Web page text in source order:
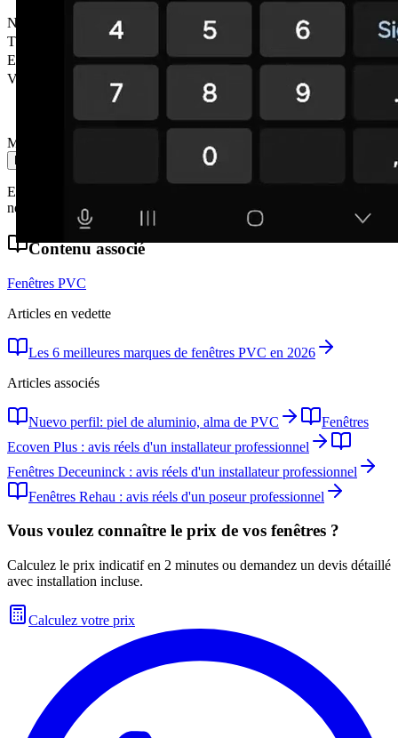
Nom
Téléphone
Email
Ville
Message
En envoyant, vous acceptez notre politique de confidentialité. Nous
ne partageons pas vos données avec des tiers.
Contenu associé
Fenêtres PVC
Articles en vedette
Les 6 meilleures marques de fenêtres PVC en 2026
Articles associés
Nuevo perfil: piel de aluminio, alma de PVC
Fenêtres
Ecoven Plus : avis réels d'un installateur professionnel
Fenêtres Deceuninck : avis réels d'un installateur professionnel
Fenêtres Rehau : avis réels d'un poseur professionnel
Vous voulez connaître le prix de vos fenêtres ?
Calculez le prix indicatif en 2 minutes ou demandez un devis détaillé
avec installation incluse.
Calculez votre prix